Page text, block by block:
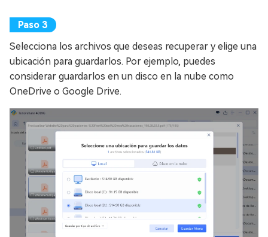
Selecciona los archivos que deseas recuperar y elige una
ubicación para guardarlos. Por ejemplo, puedes
considerar guardarlos en un disco en la nube como
OneDrive o Google Drive.